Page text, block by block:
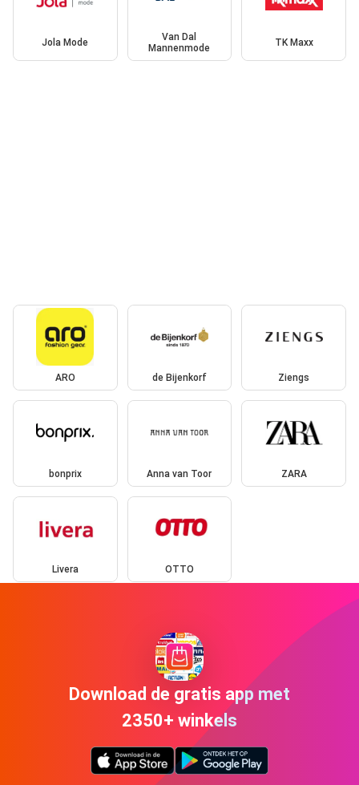
Jola Mode
Van Dal
Mannenmode
TK Maxx
ARO de Bijenkorf Ziengs
bonprix Anna van Toor ZARA
Livera OTTO
Download de gratis app met
2350+ winkels